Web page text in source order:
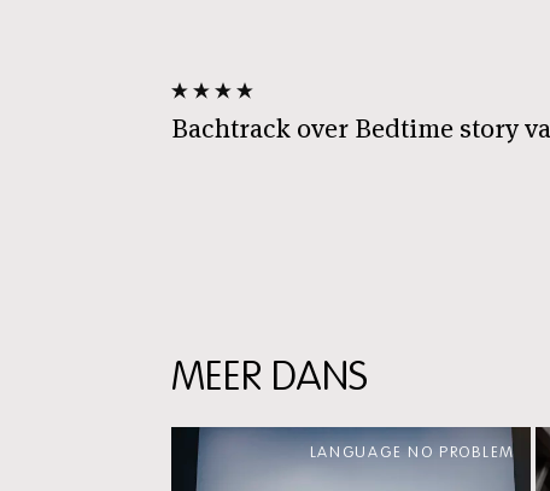
Bachtrack over Bedtime story
MEER DANS
content:
meer
dans
LANGUAGE NO PROBLEM